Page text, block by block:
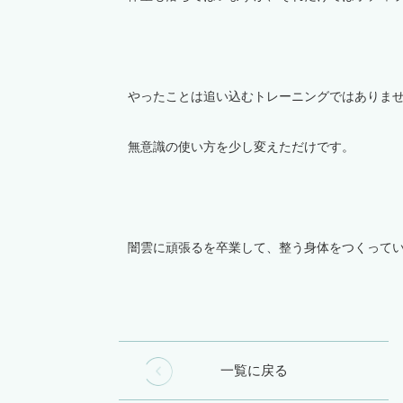
やったことは追い込むトレーニングではありませ
無意識の使い方を少し変えただけです。
闇雲に頑張るを卒業して、整う身体をつくって
一覧に戻る